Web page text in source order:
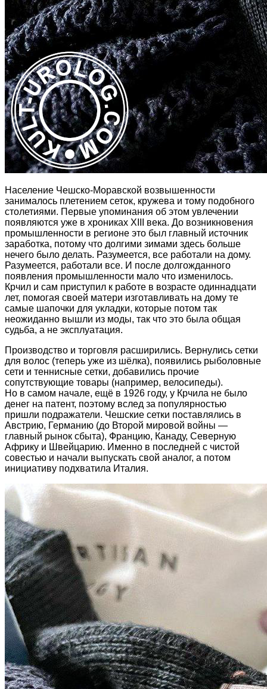
Население Чешско-Моравской возвышенности
занималось плетением сеток, кружева и тому подобного
столетиями. Первые упоминания об этом увлечении
появляются уже в хрониках XIII века. До возникновения
промышленности в регионе это был главный источник
заработка, потому что долгими зимами здесь больше
нечего было делать. Разумеется, все работали на дому.
Разумеется, работали все. И после долгожданного
появления промышленности мало что изменилось.
Крчил и сам приступил к работе в возрасте одиннадцати
лет, помогая своей матери изготавливать на дому те
самые шапочки для укладки, которые потом так
неожиданно вышли из моды, так что это была общая
судьба, а не эксплуатация.
Производство и торговля расширились. Вернулись сетки
для волос (теперь уже из шёлка), появились рыболовные
сети и теннисные сетки, добавились прочие
сопутствующие товары (например, велосипеды).
Но в самом начале, ещё в 1926 году, у Крчила не было
денег на патент, поэтому вслед за популярностью
пришли подражатели. Чешские сетки поставлялись в
Австрию, Германию (до Второй мировой войны —
главный рынок сбыта), Францию, Канаду, Северную
Африку и Швейцарию. Именно в последней с чистой
совестью и начали выпускать свой аналог, а потом
инициативу подхватила Италия.